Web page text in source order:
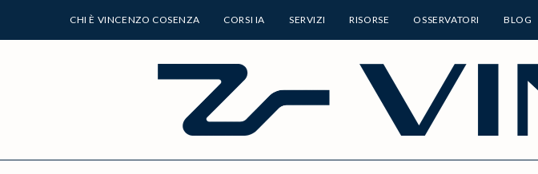
CHI È VINCENZO COSENZA CORSI IA SERVIZI RISORSE OSSERVATORI BLOG